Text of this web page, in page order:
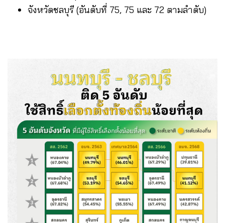
จังหวัดชลบุรี (อันดับที่ 75, 75 และ 72 ตามลำดับ)